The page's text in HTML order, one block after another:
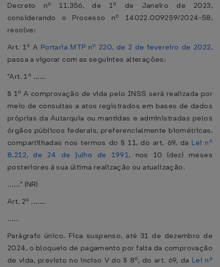
Decreto nº 11.356, de 1º de Janeiro de 2023,
considerando o Processo nº 14022.009259/2024-58,
resolve:
Art. 1º A Portaria MTP nº 220, de 2 de fevereiro de 2022,
passa a vigorar com as seguintes alterações:
"Art. 1º ......
§ 1º A comprovação de vida pelo INSS será realizada por
meio de consultas a atos registrados em bases de dados
próprias da Autarquia ou mantidas e administradas pelos
órgãos públicos federais, preferencialmente biométricas,
compartilhadas nos termos do § 11, do art. 69, da Lei nº
8.212, de 24 de julho de 1991, nos 10 (dez) meses
posteriores à sua última realização ou atualização.
......" (NR)
Art. 2º .......
.....
Parágrafo único. Fica suspenso, até 31 de dezembro de
2024, o bloqueio de pagamento por falta da comprovação
de vida, previsto no inciso V do § 8º, do art. 69, da Lei nº